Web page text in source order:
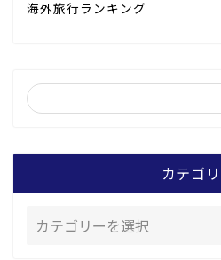
海外旅行ランキング
カテゴ